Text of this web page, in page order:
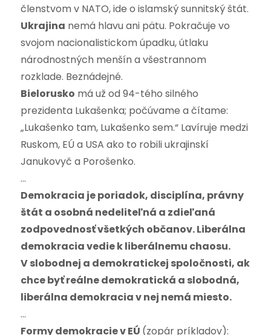
členstvom v NATO, ide o islamský sunnitský štát.
Ukrajina nemá hlavu ani pätu. Pokračuje vo
svojom nacionalistickom úpadku, útlaku
národnostných menšín a všestrannom
rozklade. Beznádejné.
Bielorusko má už od 94-tého silného
prezidenta Lukašenka; počúvame a čítame:
„Lukašenko tam, Lukašenko sem.“ Lavíruje medzi
Ruskom, EÚ a USA ako to robili ukrajinskí
Janukovyč a Porošenko.
…
Demokracia je poriadok, disciplína, právny
štát a osobná nedeliteľná a zdieľaná
zodpovednosť všetkých občanov. Liberálna
demokracia vedie k liberálnemu chaosu.
V slobodnej a demokratickej spoločnosti, ak
chce byť reálne demokratická a slobodná,
liberálna demokracia v nej nemá miesto.
…
Formy demokracie v EÚ (zopár príkladov):